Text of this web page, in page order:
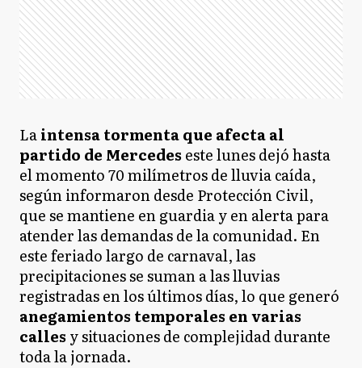
Laintensa tormenta que afecta al
partido de Mercedeseste lunes dejó hasta
el momento 70 milímetros de lluvia caída,
según informaron desde Protección Civil,
que se mantiene en guardia y en alerta para
atender las demandas de la comunidad. En
este feriado largo de carnaval, las
precipitaciones se suman a las lluvias
registradas en los últimos días, lo que generó
anegamientos temporales en varias
callesy situaciones de complejidad durante
toda la jornada.